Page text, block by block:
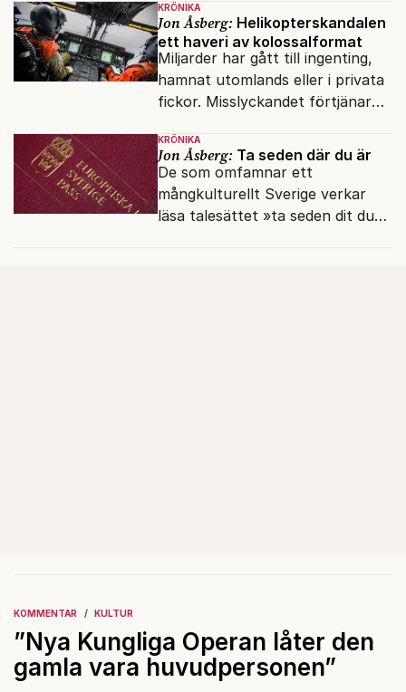
KRÖNIKA
Jon Åsberg: Helikopterskandalen
ett haveri av kolossalformat
Miljarder har gått till ingenting,
hamnat utomlands eller i privata
fickor. Misslyckandet förtjänar
KRÖNIKA
Jon Åsberg: Ta seden där du är
De som omfamnar ett
mångkulturellt Sverige verkar
läsa talesättet »ta seden dit du
KOMMENTAR KULTUR
”Nya Kungliga Operan låter den
gamla vara huvudpersonen”